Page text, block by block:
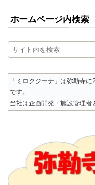
ホームページ内検索
「ミロクジーナ」は弥勒寺
です。
当社は企画開発・施設管理者